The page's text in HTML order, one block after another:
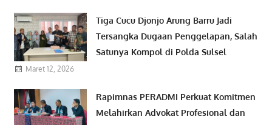
Tiga Cucu Djonjo Arung Barru Jadi
Tersangka Dugaan Penggelapan, Salah
Satunya Kompol di Polda Sulsel
Maret 12, 2026
Rapimnas PERADMI Perkuat Komitmen
Melahirkan Advokat Profesional dan